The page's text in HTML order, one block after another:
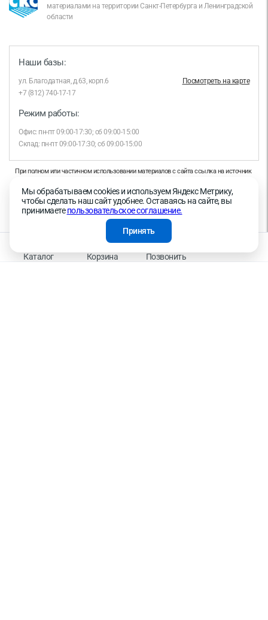
Каталог Корзина Позвонить
материалами на территории Санкт-Петербурга и Ленинградской
области
Наши базы:
ул. Благодатная, д.63, корп.6
Посмотреть на карте
+7 (812) 740-17-17
Режим работы:
Офис: пн-пт 09:00-17:30; сб 09:00-15:00
Склад: пн-пт 09:00-17:30; сб 09:00-15:00
При полном или частичном использовании материалов с сайта ссылка на источник
Продолжая работу с сайтом, вы даете согласие на использование сайтом cookies и
на обработку персональных данных в целях функционирования сайта, проведения
ретаргетинга, статистических исследований, улучшения сервиса и предоставления
релевантной рекламной информации на основе ваших предпочтений и интересов.
На информационном ресурсе применяются рекомендательные технологии —
Правила применения рекомендательных технологий
Мы обрабатываем cookies и используем Яндекс Метрику,
чтобы сделать наш сайт удобнее. Оставаясь на сайте, вы
принимаетепользовательское соглашение.
Принять